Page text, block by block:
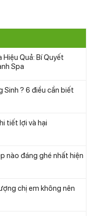
Quả: Bí Quyết
Spa
Sinh ? 6 điều cần biết
tiết lợi và hại
nào đáng ghé nhất hiện
chị em không nên